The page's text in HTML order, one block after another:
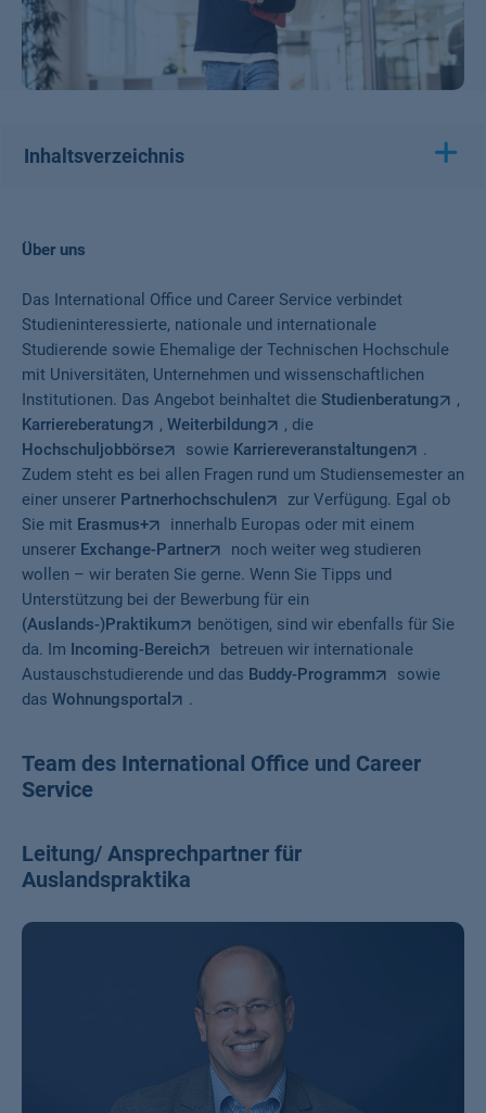
Inhaltsverzeichnis
Über uns
Das International Office und Career Service verbindet
Studieninteressierte, nationale und internationale
Studierende sowie Ehemalige der Technischen Hochschule
mit Universitäten, Unternehmen und wissenschaftlichen
Institutionen. Das Angebot beinhaltet die Studienberatung
,
Karriereberatung
, Weiterbildung
, die
Hochschuljobbörse
sowie Karriereveranstaltungen
.
Zudem steht es bei allen Fragen rund um Studiensemester an
einer unserer Partnerhochschulen
zur Verfügung. Egal ob
Sie mit Erasmus+
innerhalb Europas oder mit einem
unserer Exchange-Partner
noch weiter weg studieren
wollen – wir beraten Sie gerne. Wenn Sie Tipps und
Unterstützung bei der Bewerbung für ein
(Auslands-)Praktikum
benötigen, sind wir ebenfalls für Sie
da. Im Incoming-Bereich
betreuen wir internationale
Austauschstudierende und das Buddy-Programm
sowie
das Wohnungsportal .
Team des International Office und Career
Service
Leitung/ Ansprechpartner für
Auslandspraktika